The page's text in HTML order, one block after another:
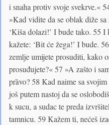
i snaha protiv svoje svekrve.«
»Kad vidite da se oblak diže sa
‘Kiša dolazi!’ I bude tako. 55 I
kažete: ‘Bit će žega!’ I bude.
zemlje umijete prosuditi, kako
prosuđujete?« 57 »A zašto i
prȁvo? 58 Kad naime sa
još putem nastoj da se
k sucu, a sudac te preda
tamnicu. 59 Kažem ti, nećeš